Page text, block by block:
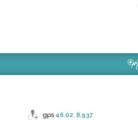
gps 46.02,8.937